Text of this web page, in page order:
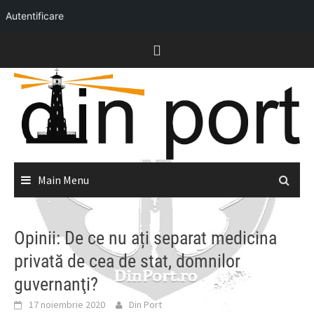
Autentificare
content
Main Menu
Opinii: De ce nu ați separat medicina
privată de cea de stat, domnilor
guvernanţi?
17 noiembrie 2020 Din Port